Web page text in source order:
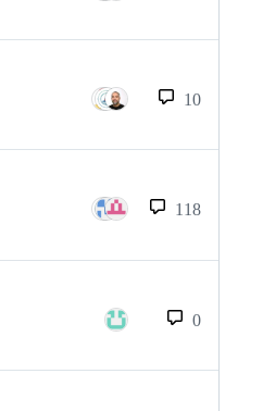
10
118
0